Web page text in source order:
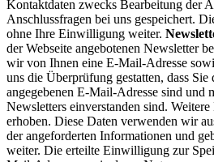
Kontaktdaten zwecks Bearbeitung der
Anschlussfragen bei uns gespeichert.
ohne Ihre Einwilligung weiter.
der Webseite angebotenen Newsletter
wir von Ihnen eine E-Mail-Adresse
uns die Überprüfung gestatten, dass Sie
angegebenen E-Mail-Adresse sind und
Newsletters einverstanden sind.
erhoben. Diese Daten verwenden wir
der angeforderten Informationen und
weiter. Die erteilte Einwilligung zur